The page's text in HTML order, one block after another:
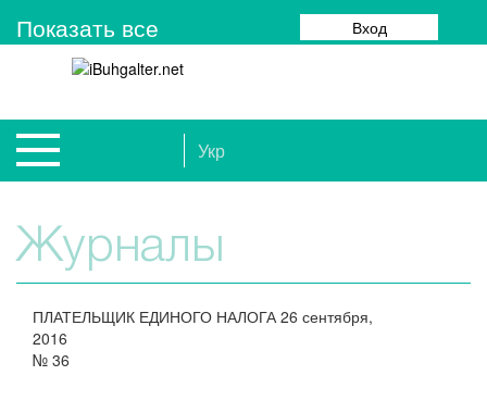
Показать все Вход
Укр
Журналы
ПЛАТЕЛЬЩИК ЕДИНОГО НАЛОГА26 сентября,
2016
№ 36